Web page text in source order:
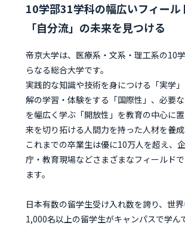
10学部31学科の幅広いフィール
「自分流」の未来を見つける
帝京大学は、医療系・文系・理工系の10
らなる総合大学です。
実践的な知識や技術を身につける「実学
解の学習・体験をする「国際性」、必要
を幅広く学ぶ「開放性」を教育の中心に
来を切り拓ける人間力を持った人材を養成
これまでの卒業生は優に10万人を超え、
庁・教育現場などさまざまなフィールド
ます。
日本有数の留学生受け入れ数を誇り、世
1,000名以上の留学生がキャンパスで学ん